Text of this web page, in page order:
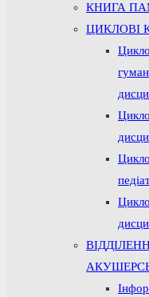
КНИГА
ЦИКЛОВІ